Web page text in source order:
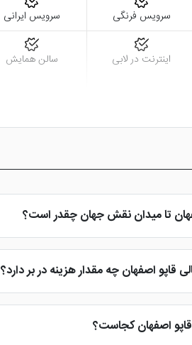
سرویس فرنگی سرویس ایرانی
اینترنت در لابی سالن همایش
تا میدان نقش جهان چقدر است؟
دقیقه پیاده روی به میدان نقش جهان برسید
اصفهان چه مقدار هزینه در بر دارد؟
شده و تا شبی 800 هزار تومان ادامه می یابد
اصفهان کجاست؟